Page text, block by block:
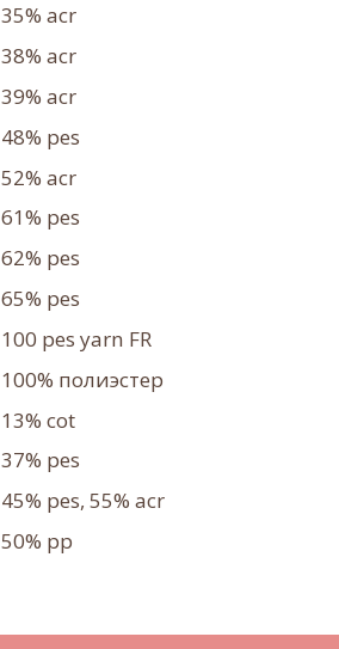
35% acr
38% acr
39% acr
48% pes
52% acr
61% pes
62% pes
65% pes
100 pes yarn FR
100% полиэстер
13% cot
37% pes
45% pes, 55% acr
50% pp